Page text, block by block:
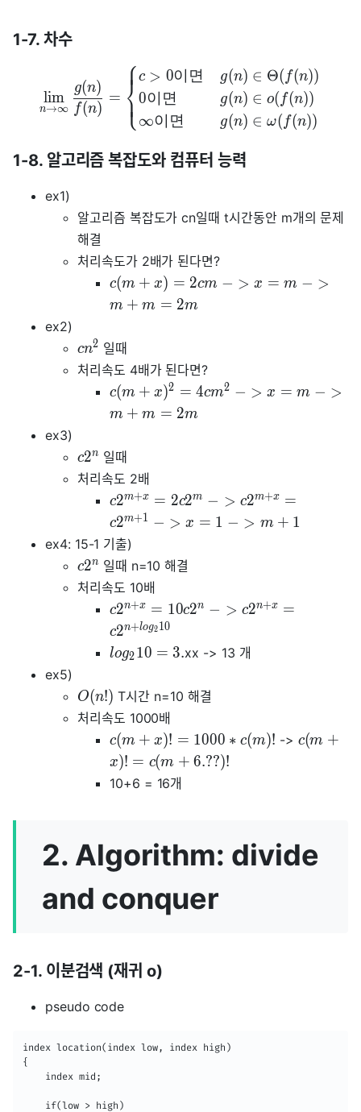
1-7. 차수
n→∞
lim
f(n)
g(n)
= ⎩
⎪
⎪
⎨⎪
⎪
⎧c > 0이 면
0이 면
∞이 면
g(n) ∈ Θ( f(n))
g(n) ∈ o( f(n))
g(n) ∈ ω(f(n))
1-8. 알고리즘 복잡도와 컴퓨터 능력
ex1)
알고리즘 복잡도가 cn일때 t시간동안 m개의 문제
해결
처리속도가 2배가 된다면?
c(m + x) = 2cm − > x = m − >
m + m = 2m
ex2)
cn2 일때
처리속도 4배가 된다면?
c(m + x)2 = 4cm2 − > x = m − >
m + m = 2m
ex3)
c2n 일때
처리속도 2배
c2m+x = 2c2m − > c2m+x =
c2m+1 − > x = 1 − > m + 1
ex4: 15-1 기출)
c2n 일때 n=10 해결
처리속도 10배
c2n+x = 10c2n − > c2n+x =
c2n+log210
log210 = 3.xx -> 13 개
ex5)
O(n!) T시간 n=10 해결
처리속도 1000배
c(m + x)! = 1000 ∗ c(m)! -> c(m +
x)! = c(m + 6.??)!
10+6 = 16개
2. Algorithm: divide
and conquer
2-1. 이분검색 (재귀 o)
pseudo code
index location(index low, index high)
{
    if(low > high)